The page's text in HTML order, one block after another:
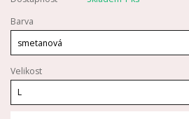
Barva
Velikost